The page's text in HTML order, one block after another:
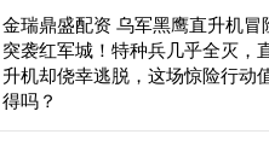
金瑞鼎盛配资 乌军黑鹰直升机冒
突袭红军城！特种兵几乎全灭，
升机却侥幸逃脱，这场惊险行动
得吗？